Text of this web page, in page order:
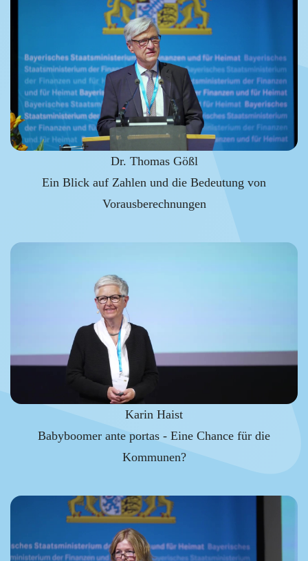
Dr. Thomas Gößl
Ein Blick auf Zahlen und die Bedeutung von
Vorausberechnungen
Karin Haist
Babyboomer ante portas - Eine Chance für die
Kommunen?